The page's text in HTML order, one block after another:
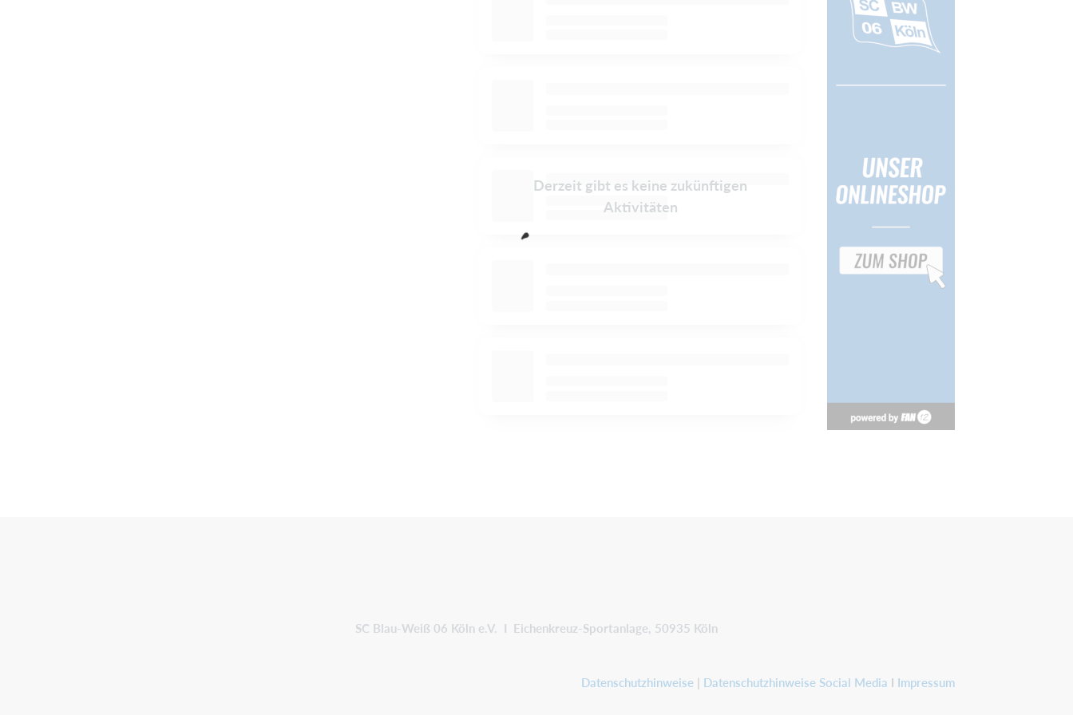
Derzeit gibt es keine zukünftigen
Aktivitäten
SC Blau-Weiß 06 Köln e.V. I Eichenkreuz-Sportanlage, 50935 Köln
Datenschutzhinweise | Datenschutzhinweise Social Media I Impressum